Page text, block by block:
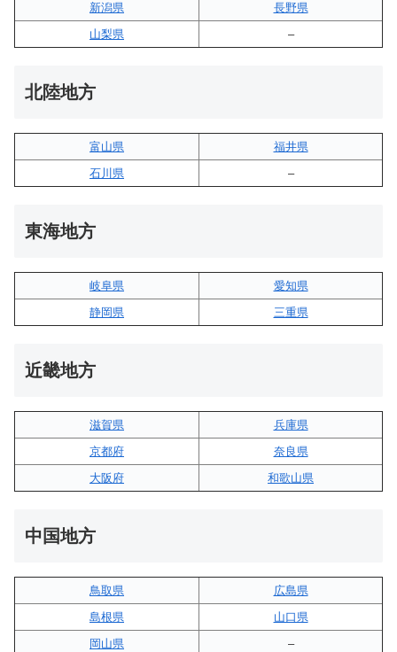
新潟県
長野県
山梨県
–
北陸地方
富山県
福井県
石川県
–
東海地方
岐阜県
愛知県
静岡県
三重県
近畿地方
滋賀県
兵庫県
京都府
奈良県
大阪府
和歌山県
中国地方
鳥取県
広島県
島根県
山口県
岡山県
–